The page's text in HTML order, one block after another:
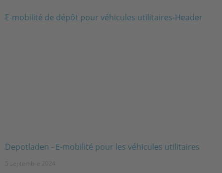
Depotladen - E-mobilité pour les véhicules utilitaires
5 septembre 2024